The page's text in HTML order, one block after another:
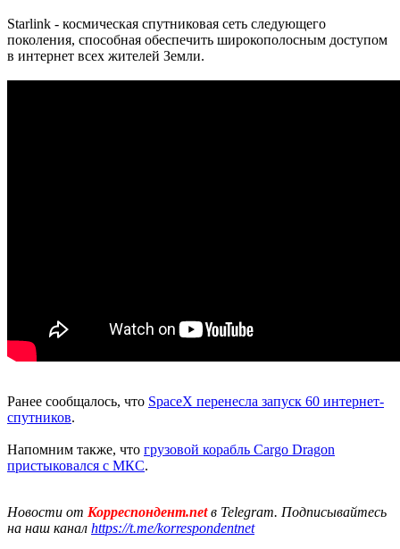
Starlink - космическая спутниковая сеть следующего
поколения, способная обеспечить широкополосным доступом
в интернет всех жителей Земли.
Ранее сообщалось, что SpaceX перенесла запуск 60 интернет-
спутников.
Напомним также, что грузовой корабль Cargo Dragon
пристыковался с МКС.
Новости от Корреспондент.netв Telegram. Подписывайтесь
на наш канал https://t.me/korrespondentnet